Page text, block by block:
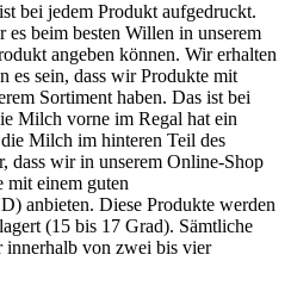
bei jedem Produkt aufgedruckt.
es beim besten Willen in unserem
angeben können. Wir erhalten
es sein, dass wir Produkte mit
Sortiment haben. Das ist bei
Milch vorne im Regal hat ein
Milch im hinteren Teil des
dass wir in unserem Online-Shop
mit einem guten
anbieten. Diese Produkte werden
(15 bis 17 Grad). Sämtliche
innerhalb von zwei bis vier